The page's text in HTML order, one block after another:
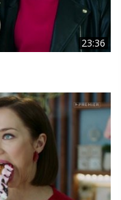
23:36